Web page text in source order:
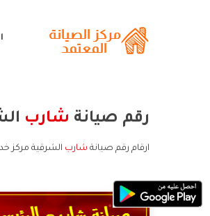
رقم صيانة شارب
ارقام رقم صيانة شارب الشرقية مركز